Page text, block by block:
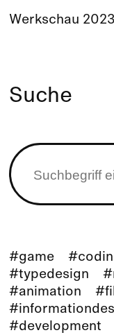
Werkschau 2023
Suche
#game
#typedesign
#animation
#development